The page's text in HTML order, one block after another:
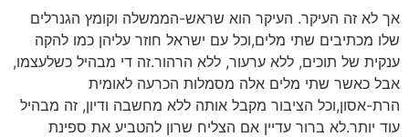
אך לא זה העיקר. העיקר הוא שראש-הממשלה וקומץ הגנרלים
שלו מכתיבים שתי מלים,וכל עם ישראל חוזר עליהן כמו להקה
ענקית של תוכים, ללא ערעור, ללא הרהור.זה די מבהיל כשלעצמו,
אבל כאשר שתי מלים אלה מסמלות הכרעה לאומית
הרת-אסון,וכל הציבור מקבל אותה ללא מחשבה ודיון, זה מבהיל
עוד יותר.לא ברור עדיין אם הצליח שרון להטביע את ספינת